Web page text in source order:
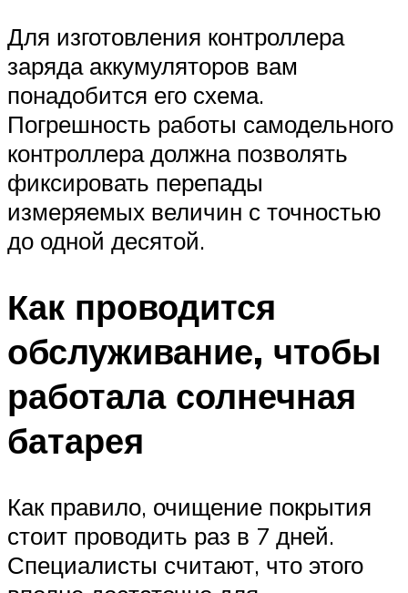
Для изготовления контроллера
заряда аккумуляторов вам
понадобится его схема.
Погрешность работы самодельного
контроллера должна позволять
фиксировать перепады
измеряемых величин с точностью
до одной десятой.
Как проводится
обслуживание, чтобы
работала солнечная
батарея
Как правило, очищение покрытия
стоит проводить раз в 7 дней.
Специалисты считают, что этого